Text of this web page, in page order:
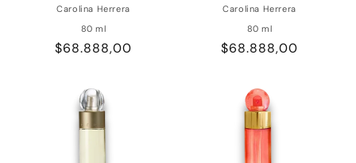
Carolina Herrera
80 ml
Precio
$68.888,00
Carolina Herrera
80 ml
Precio
$68.888,00